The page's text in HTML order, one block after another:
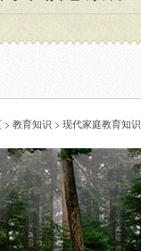
> 教育知识 > 现代家庭教育知识